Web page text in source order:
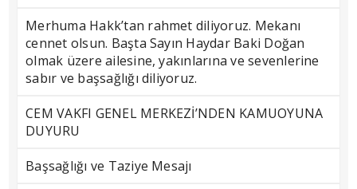
Merhuma Hakk’tan rahmet diliyoruz. Mekanı
cennet olsun. Başta Sayın Haydar Baki Doğan
olmak üzere ailesine, yakınlarına ve sevenlerine
sabır ve başsağlığı diliyoruz.
CEM VAKFI GENEL MERKEZİ’NDEN KAMUOYUNA
DUYURU
Başsağlığı ve Taziye Mesajı